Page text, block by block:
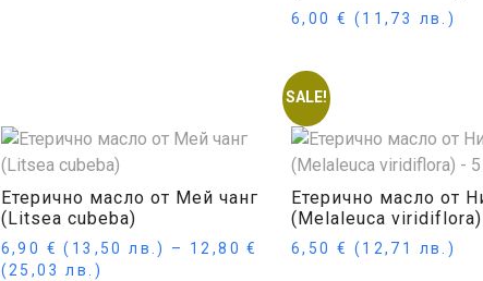
6,00 € (11,73 лв.)
SALE!
Етерично масло от Мей чанг
(Litsea cubeba)
6,90 € (13,50 лв.) – 12,80€
(25,03 лв.)
Етерично масло от
(Melaleuca
6,50 € (12,71 лв.)